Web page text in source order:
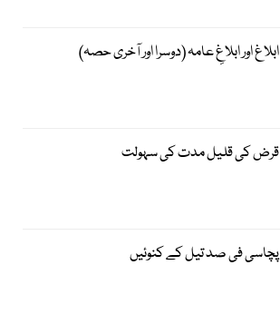
ابلاغ اور ابلاغِ عامہ (دوسرا اور آخری حصہ)
قرض کی قلیل مدت کی سہولت
پچاسی فی صد تیل کے کنوئیں